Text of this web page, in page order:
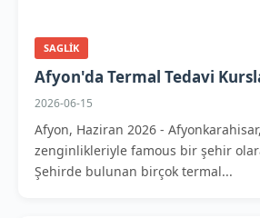
SAGLIK
Afyon'da Termal Tedavi
2026-06-15
Afyon, Haziran 2026 -
zenginlikleriyle famous bir şehir
Şehirde bulunan birçok termal...